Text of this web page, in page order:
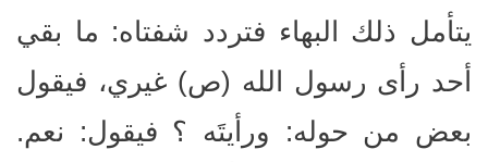
يتأمل ذلك البهاء فتردد شفتاه: ما بقي
أحد رأى رسول الله (ص) غيري، فيقول
بعض من حوله: ورأيتَه ؟ فيقول: نعم.